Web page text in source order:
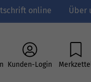
online Über
Kunden-Login